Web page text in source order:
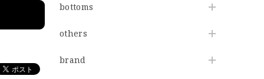
bottoms
others
brand